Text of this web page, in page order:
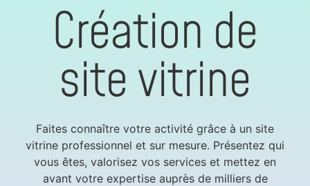
Création de
site vitrine
Faites connaître votre activité grâce à un site
vitrine professionnel et sur mesure. Présentez qui
vous êtes, valorisez vos services et mettez en
avant votre expertise auprès de milliers de